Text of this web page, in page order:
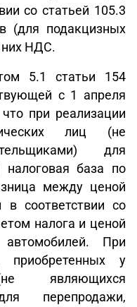
со статьей 105.3
(для подакцизных
них НДС.
5.1 статьи 154
с 1 апреля
при реализации
лиц (не
для
налоговая база по
между ценой
в соответствии со
налога и ценой
автомобилей. При
приобретенных у
являющихся
перепродажи,